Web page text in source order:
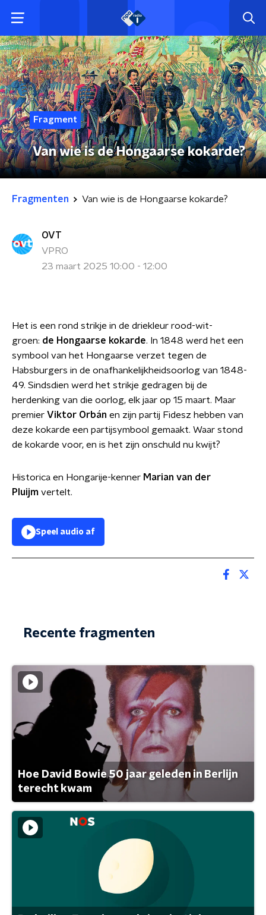
Fragment
Van wie is de Hongaarse kokarde?
Fragmenten Van wie is de Hongaarse kokarde?
OVT
VPRO
23 maart 2025 10:00 - 12:00
Het is een rond strikje in de driekleur rood-wit-
groen: de Hongaarse kokarde. In 1848 werd het een
symbool van het Hongaarse verzet tegen de
Habsburgers in de onafhankelijkheidsoorlog van 1848-
49. Sindsdien werd het strikje gedragen bij de
herdenking van die oorlog, elk jaar op 15 maart. Maar
premier Viktor Orbán en zijn partij Fidesz hebben van
deze kokarde een partijsymbool gemaakt. Waar stond
de kokarde voor, en is het zijn onschuld nu kwijt?
Historica en Hongarije-kenner Marian van der
Pluijm vertelt.
Speel audio af
Recente fragmenten
Hoe David Bowie 50 jaar geleden in Berlijn
terecht kwam